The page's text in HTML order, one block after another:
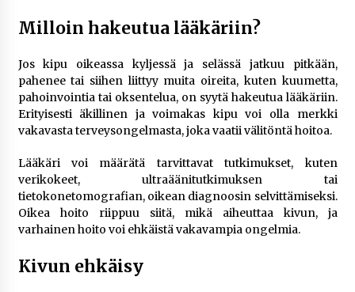
Milloin hakeutua lääkäriin?
Jos kipu oikeassa kyljessä ja selässä jatkuu pitkään,
pahenee tai siihen liittyy muita oireita, kuten kuumetta,
pahoinvointia tai oksentelua, on syytä hakeutua lääkäriin.
Erityisesti äkillinen ja voimakas kipu voi olla merkki
vakavasta terveysongelmasta, joka vaatii välitöntä hoitoa.
Lääkäri voi määrätä tarvittavat tutkimukset, kuten
verikokeet, ultraäänitutkimuksen tai
tietokonetomografian, oikean diagnoosin selvittämiseksi.
Oikea hoito riippuu siitä, mikä aiheuttaa kivun, ja
varhainen hoito voi ehkäistä vakavampia ongelmia.
Kivun ehkäisy